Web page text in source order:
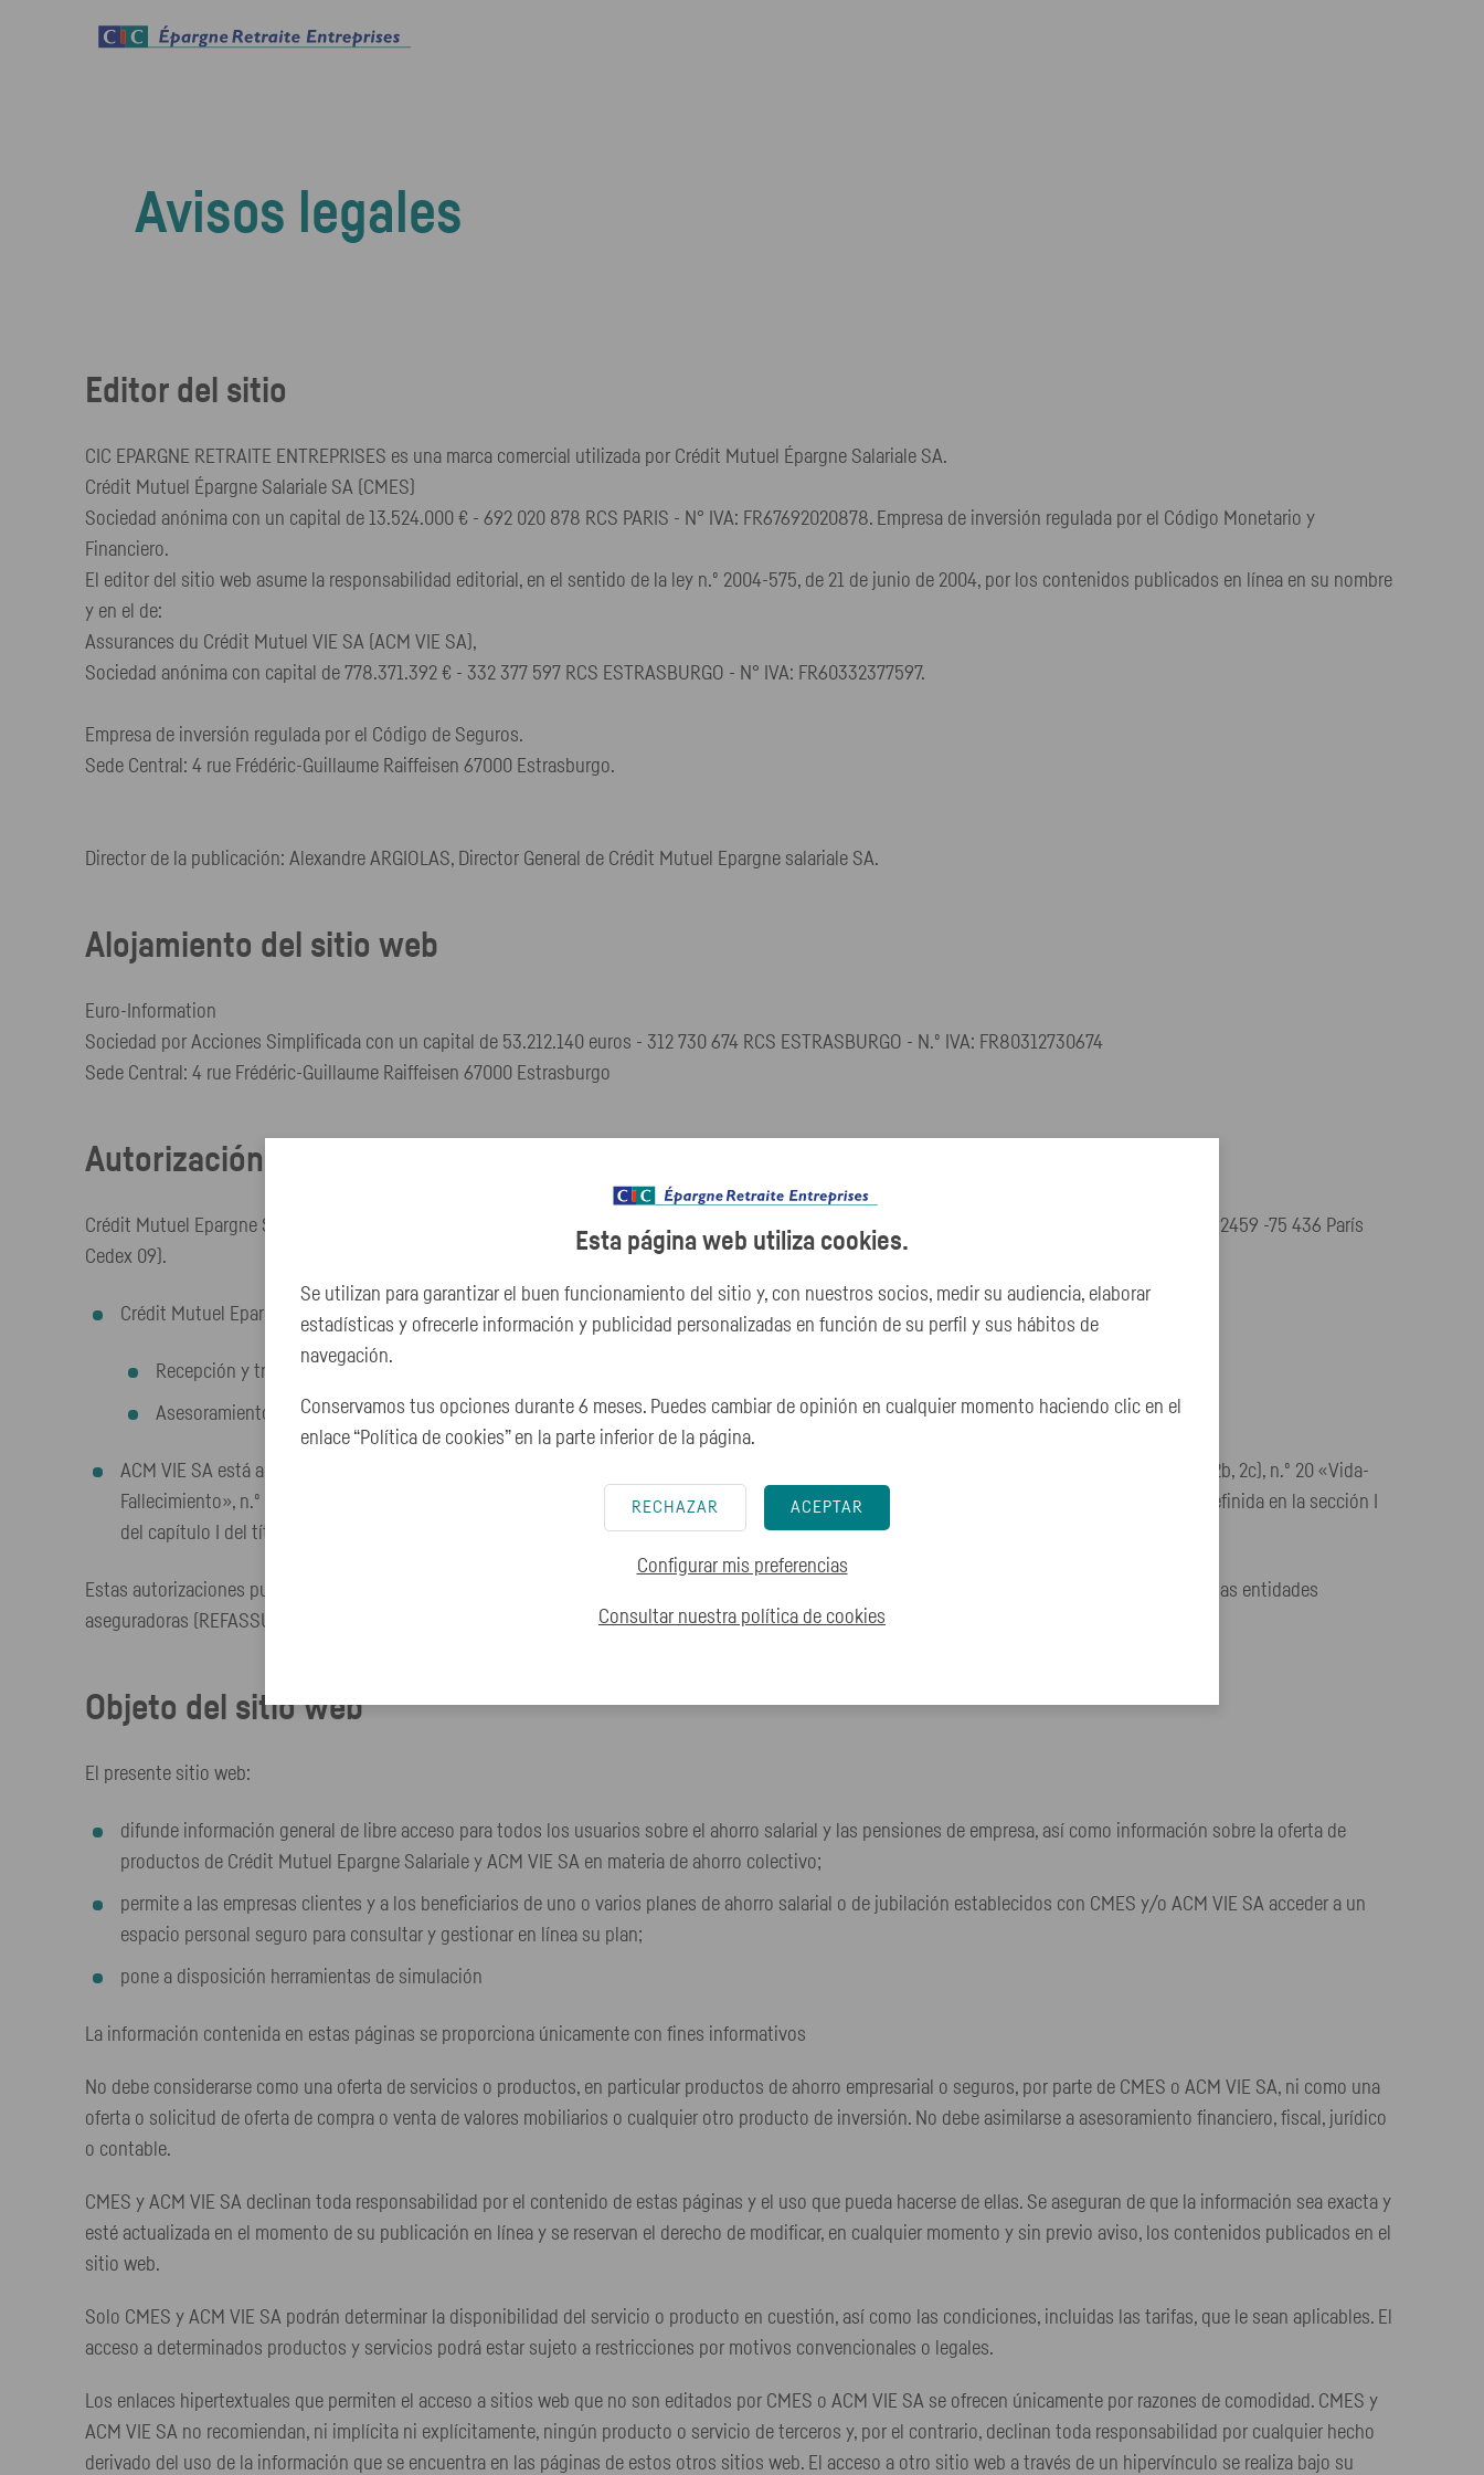
Avisos legales
Editor del sitio
CIC EPARGNE RETRAITE ENTREPRISES es una marca comercial utilizada por Crédit Mutuel Épargne Salariale SA.
Crédit Mutuel Épargne Salariale SA (CMES)
Sociedad anónima con un capital de 13.524.000 € - 692 020 878 RCS PARIS - N° IVA: FR67692020878. Empresa de inversión regulada por el Código Monetario y
Financiero.
El editor del sitio web asume la responsabilidad editorial, en el sentido de la ley n.º 2004-575, de 21 de junio de 2004, por los contenidos publicados en línea en su nombre
y en el de:
Assurances du Crédit Mutuel VIE SA (ACM VIE SA),
Sociedad anónima con capital de 778.371.392 € - 332 377 597 RCS ESTRASBURGO - N° IVA: FR60332377597.
Empresa de inversión regulada por el Código de Seguros.
Sede Central: 4 rue Frédéric-Guillaume Raiffeisen 67000 Estrasburgo.
Director de la publicación: Alexandre ARGIOLAS, Director General de Crédit Mutuel Epargne salariale SA.
Alojamiento del sitio web
Euro-Information
Sociedad por Acciones Simplificada con un capital de 53.212.140 euros - 312 730 674 RCS ESTRASBURGO - N.º IVA: FR80312730674
Sede Central: 4 rue Frédéric-Guillaume Raiffeisen 67000 Estrasburgo
Autorización
Crédit Mutuel Epargne S están autorizadas y supervisadas por la Autoridad de Control Prudencial y de Resolución (ACPR, 4 Place de Budapest, CS 92459 -75 436 París
Cedex 09).
Crédit Mutuel Epargne Salariale está autorizada para prestar servicios de tenencia de cuentas y ejercer las siguientes actividades de inversión:
Recepción y transmisión de órdenes por cuenta de terceros
Asesoramiento en materia de inversiones.
ACM VIE SA está autorizada para realizar operaciones correspondientes a las ramas n.º 1 «Accidentes» (1a, 1b, 1c, 1d), n.º 2 «Enfermedad » (2a, 2b, 2c), n.º 20 «Vida-
Fallecimiento», n.º 22 «Seguros vinculados a fondos de inversión», n.º 24 «Capitalización», n.º 26 «Cualquier operación de carácter colectivo definida en la sección I
del capítulo I del título IV del libro IV» del Código de Seguros.
Estas autorizaciones pueden consultarse en la página web del registro de agentes financieros del Banco de Francia (REGAFI) y en la página web de las entidades
aseguradoras (REFASSU).
Objeto del sitio web
El presente sitio web:
difunde información general de libre acceso para todos los usuarios sobre el ahorro salarial y las pensiones de empresa, así como información sobre la oferta de
productos de Crédit Mutuel Epargne Salariale y ACM VIE SA en materia de ahorro colectivo;
permite a las empresas clientes y a los beneficiarios de uno o varios planes de ahorro salarial o de jubilación establecidos con CMES y/o ACM VIE SA acceder a un
espacio personal seguro para consultar y gestionar en línea su plan;
pone a disposición herramientas de simulación
La información contenida en estas páginas se proporciona únicamente con fines informativos
No debe considerarse como una oferta de servicios o productos, en particular productos de ahorro empresarial o seguros, por parte de CMES o ACM VIE SA, ni como una
oferta o solicitud de oferta de compra o venta de valores mobiliarios o cualquier otro producto de inversión. No debe asimilarse a asesoramiento financiero, fiscal, jurídico
o contable.
CMES y ACM VIE SA declinan toda responsabilidad por el contenido de estas páginas y el uso que pueda hacerse de ellas. Se aseguran de que la información sea exacta y
esté actualizada en el momento de su publicación en línea y se reservan el derecho de modificar, en cualquier momento y sin previo aviso, los contenidos publicados en el
sitio web.
Solo CMES y ACM VIE SA podrán determinar la disponibilidad del servicio o producto en cuestión, así como las condiciones, incluidas las tarifas, que le sean aplicables. El
acceso a determinados productos y servicios podrá estar sujeto a restricciones por motivos convencionales o legales.
Los enlaces hipertextuales que permiten el acceso a sitios web que no son editados por CMES o ACM VIE SA se ofrecen únicamente por razones de comodidad. CMES y
ACM VIE SA no recomiendan, ni implícita ni explícitamente, ningún producto o servicio de terceros y, por el contrario, declinan toda responsabilidad por cualquier hecho
derivado del uso de la información que se encuentra en las páginas de estos otros sitios web. El acceso a otro sitio web a través de un hipervínculo se realiza bajo su
Esta página web utiliza cookies.
Se utilizan para garantizar el buen funcionamiento del sitio y, con nuestros socios, medir su audiencia, elaborar
estadísticas y ofrecerle información y publicidad personalizadas en función de su perfil y sus hábitos de
navegación.
Conservamos tus opciones durante 6 meses. Puedes cambiar de opinión en cualquier momento haciendo clic en el
enlace “Política de cookies” en la parte inferior de la página.
ACEPTAR
RECHAZAR
Configurar mis preferencias
Consultar nuestra política de cookies